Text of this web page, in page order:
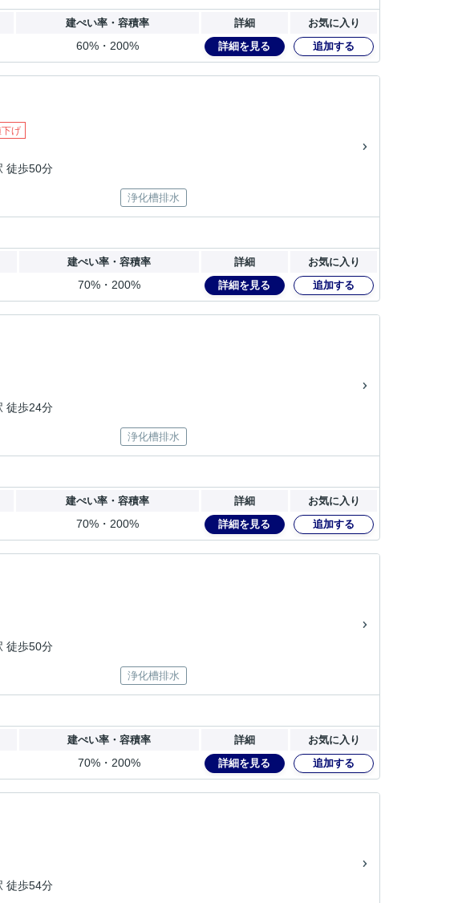
建ぺい率・容積率 詳細 お気に入り
60%・200% 詳細を見る 追加する
げ
徒歩50分
浄化槽排水
建ぺい率・容積率 詳細 お気に入り
70%・200% 詳細を見る 追加する
徒歩24分
浄化槽排水
建ぺい率・容積率 詳細 お気に入り
70%・200% 詳細を見る 追加する
徒歩50分
浄化槽排水
建ぺい率・容積率 詳細 お気に入り
70%・200% 詳細を見る 追加する
徒歩54分